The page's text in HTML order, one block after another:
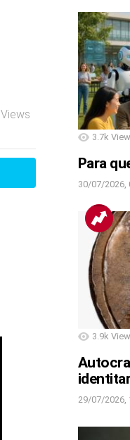
Views
3.7k
Para
30/07/2026,
3.9k
29/07/2026,